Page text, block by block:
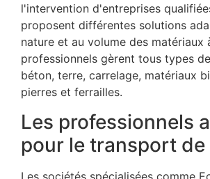
l'intervention d'entreprises
proposent différentes solutions
nature et au volume des matériaux
professionnels gèrent tous types
béton, terre, carrelage, matériaux
pierres et ferrailles.
Les professionnels
pour le transport
Les sociétés spécialisées comme